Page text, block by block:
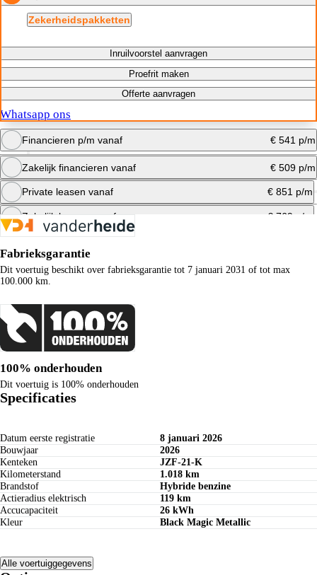
Zekerheidspakketten
Inruilvoorstel aanvragen
Proefrit maken
Offerte aanvragen
Whatsapp ons
Financieren p/m vanaf € 541 p/m
Bereken maandbedrag
Zakelijk financieren vanaf € 509 p/m
Bereken maandbedrag
Private leasen vanaf € 851 p/m
Bereken maandbedrag
Zakelijk leasen vanaf € 769 p/m
Fabrieksgarantie
Dit voertuig beschikt over fabrieksgarantie tot 7 januari 2031 of tot max
100.000 km.
100% onderhouden
Dit voertuig is 100% onderhouden
Specificaties
Datum eerste registratie
8 januari 2026
Bouwjaar
2026
Kenteken
JZF-21-K
Kilometerstand
1.018 km
Brandstof
Hybride benzine
Actieradius elektrisch
119 km
Accucapaciteit
26 kWh
Kleur
Black Magic Metallic
Alle voertuiggegevens